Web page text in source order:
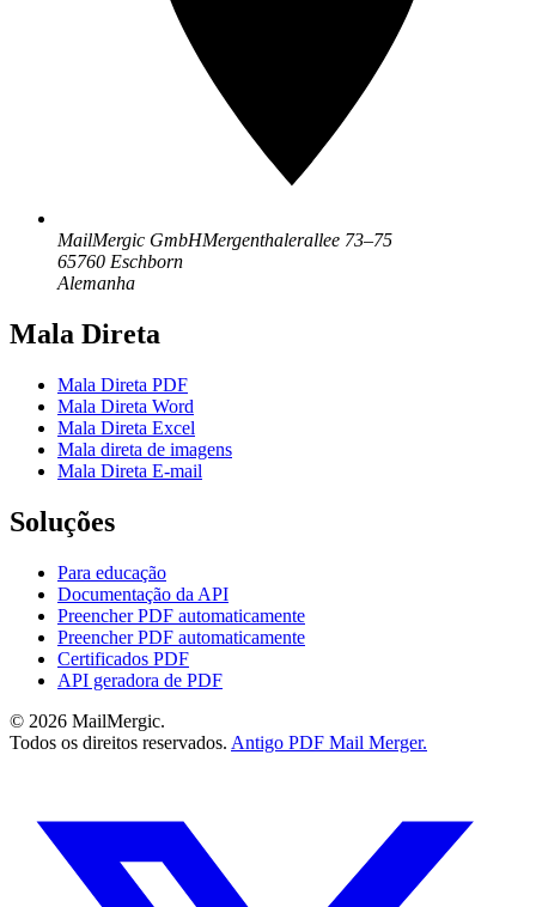
MailMergic GmbHMergenthalerallee 73–75
65760 Eschborn
Alemanha
Mala Direta
Mala Direta PDF
Mala Direta Word
Mala Direta Excel
Mala direta de imagens
Mala Direta E-mail
Soluções
Para educação
Documentação da API
Preencher PDF automaticamente
Preencher PDF automaticamente
Certificados PDF
API geradora de PDF
© 2026 MailMergic.
Todos os direitos reservados. Antigo PDF Mail Merger.